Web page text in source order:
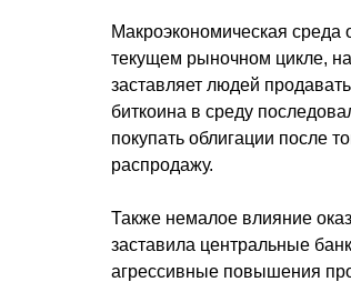
Макроэкономическая среда
текущем рыночном цикле,
заставляет людей
биткоина в среду
покупать облигации после
распродажу.
Также немалое влияние
заставила центральные
агрессивные повышения